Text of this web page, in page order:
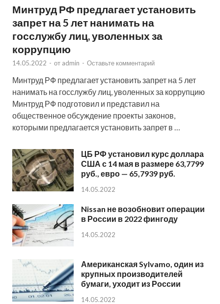
Минтруд РФ предлагает установить
запрет на 5 лет нанимать на
госслужбу лиц, уволенных за
коррупцию
14.05.2022 - от admin - Оставьте комментарий
Минтруд РФ предлагает установить запрет на 5 лет
нанимать на госслужбу лиц, уволенных за коррупцию
Минтруд РФ подготовил и представил на
общественное обсуждение проекты законов,
которыми предлагается установить запрет в …
ЦБ РФ установил курс доллара
США с 14 мая в размере 63,7799
руб., евро — 65,7939 руб.
14.05.2022
Nissan не возобновит операции
в России в 2022 фингоду
14.05.2022
Американская Sylvamo, один из
крупных производителей
бумаги, уходит из России
14.05.2022